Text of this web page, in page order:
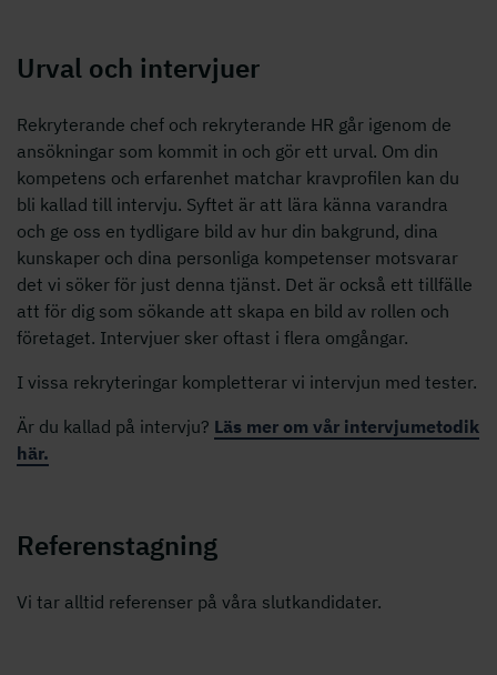
Urval och intervjuer
Rekryterande chef och rekryterande HR går igenom de
ansökningar som kommit in och gör ett urval. Om din
kompetens och erfarenhet matchar kravprofilen kan du
bli kallad till intervju. Syftet är att lära känna varandra
och ge oss en tydligare bild av hur din bakgrund, dina
kunskaper och dina personliga kompetenser motsvarar
det vi söker för just denna tjänst. Det är också ett tillfälle
att för dig som sökande att skapa en bild av rollen och
företaget. Intervjuer sker oftast i flera omgångar.
I vissa rekryteringar kompletterar vi intervjun med tester.
Är du kallad på intervju? Läs mer om vår intervjumetodik
här.
Referenstagning
Vi tar alltid referenser på våra slutkandidater.